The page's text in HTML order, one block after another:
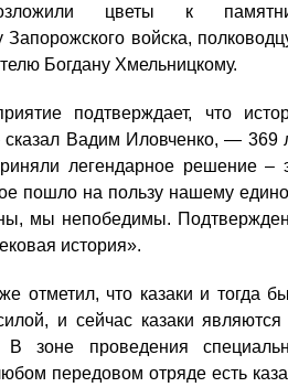
цветы к
Запорожского войска,
Богдану Хмельницкому.
подтверждает, что
сказал Вадим Иловченко, — 369
легендарное решение –
пошло на пользу нашему
мы непобедимы.
история».
отметил, что казаки и тогда
и сейчас казаки являются
зоне проведения
передовом отряде есть